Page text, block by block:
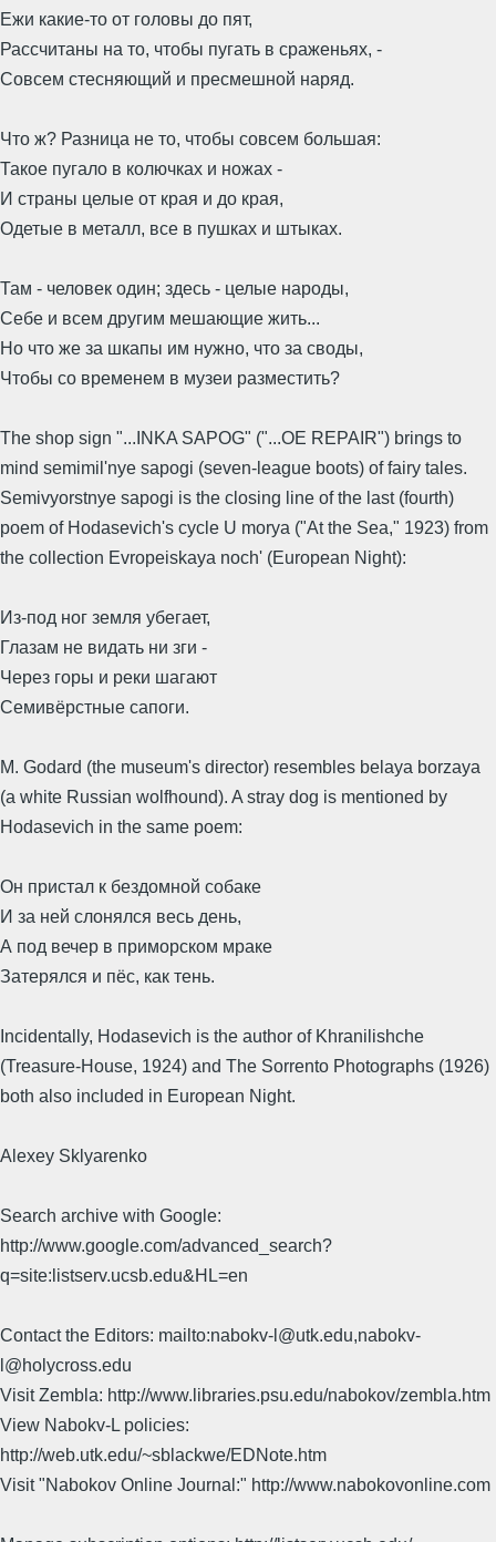
Ежи какие-то от головы до пят,
Рассчитаны на то, чтобы пугать в сраженьях, -
Совсем стесняющий и пресмешной наряд.
Что ж? Разница не то, чтобы совсем большая:
Такое пугало в колючках и ножах -
И страны целые от края и до края,
Одетые в металл, все в пушках и штыках.
Там - человек один; здесь - целые народы,
Себе и всем другим мешающие жить...
Но что же за шкапы им нужно, что за своды,
Чтобы со временем в музеи разместить?
The shop sign "...INKA SAPOG" ("...OE REPAIR") brings to
mind semimil'nye sapogi (seven-league boots) of fairy tales.
Semivyorstnye sapogi is the closing line of the last (fourth)
poem of Hodasevich's cycle U morya ("At the Sea," 1923) from
the collection Evropeiskaya noch' (European Night):
Из-под ног земля убегает,
Глазам не видать ни зги -
Через горы и реки шагают
Семивёрстные сапоги.
M. Godard (the museum's director) resembles belaya borzaya
(a white Russian wolfhound). A stray dog is mentioned by
Hodasevich in the same poem:
Он пристал к бездомной собаке
И за ней слонялся весь день,
А под вечер в приморском мраке
Затерялся и пёс, как тень.
Incidentally, Hodasevich is the author of Khranilishche
(Treasure-House, 1924) and The Sorrento Photographs (1926)
both also included in European Night.
Alexey Sklyarenko
Search archive with Google:
http://www.google.com/advanced_search?
q=site:listserv.ucsb.edu&HL=en
Contact the Editors: mailto:nabokv-l@utk.edu,nabokv-
l@holycross.edu
Visit Zembla: http://www.libraries.psu.edu/nabokov/zembla.htm
View Nabokv-L policies:
http://web.utk.edu/~sblackwe/EDNote.htm
Visit "Nabokov Online Journal:" http://www.nabokovonline.com